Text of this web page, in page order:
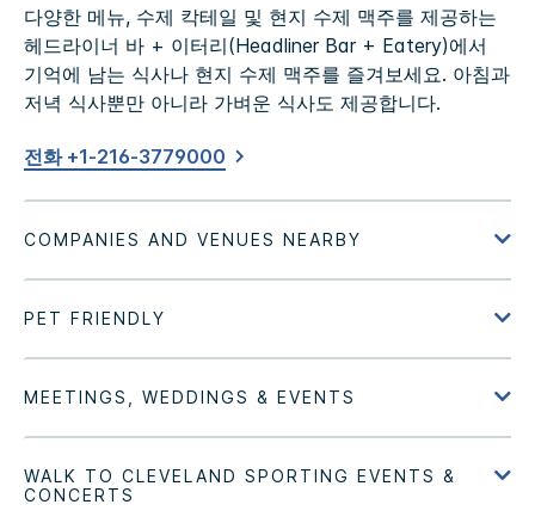
다양한 메뉴, 수제 칵테일 및 현지 수제 맥주를 제공하는
헤드라이너 바 + 이터리(Headliner Bar + Eatery)에서
기억에 남는 식사나 현지 수제 맥주를 즐겨보세요. 아침과
저녁 식사뿐만 아니라 가벼운 식사도 제공합니다.
전화 +1-216-3779000